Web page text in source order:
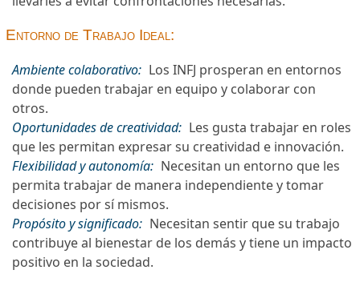
Entorno de Trabajo Ideal:
Ambiente colaborativo: Los INFJ prosperan en entornos
donde pueden trabajar en equipo y colaborar con
otros.
Oportunidades de creatividad: Les gusta trabajar en roles
que les permitan expresar su creatividad e innovación.
Flexibilidad y autonomía: Necesitan un entorno que les
permita trabajar de manera independiente y tomar
decisiones por sí mismos.
Propósito y significado: Necesitan sentir que su trabajo
contribuye al bienestar de los demás y tiene un impacto
positivo en la sociedad.